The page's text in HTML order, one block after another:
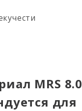
MRS 8.0
для